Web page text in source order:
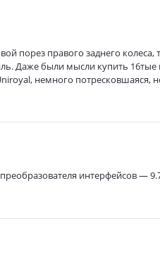
порез правого заднего
Даже были мысли купить
немного потресковшаяся,
интерфейсов —